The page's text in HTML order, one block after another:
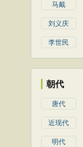
马戴
刘义庆
李世民
朝代
唐代
近现代
明代